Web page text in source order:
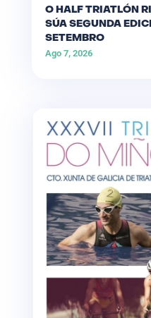
O HALF TRIATLÓN
SÚA SEGUNDA
SETEMBRO
Ago 7, 2026